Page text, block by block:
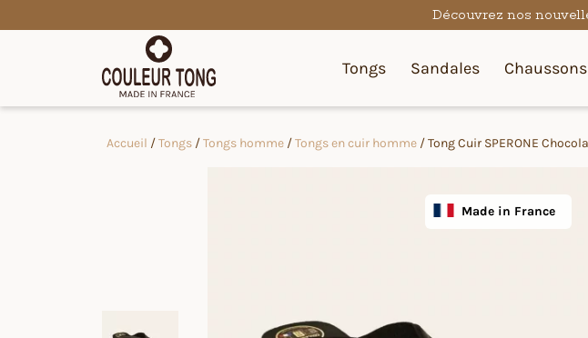
Découvrez nos
Tongs Sandales Chaussons
Accueil /Tongs /Tongs homme /Tongs en cuir homme / Tong Cuir SPERONE
Made in France